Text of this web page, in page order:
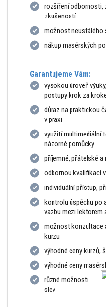
rozšíření odbornosti,
zkušeností
možnost neustálého
nákup masérských
Garantujeme Vám:
vysokou úroveň
postupy krok za
důraz na praktickou
v praxi
využití multimediální
názorné pomůcky
příjemné, přátelské
odbornou kvalifikaci
individuální přístup,
kontrolu úspěchu po
vazbu mezi lektorem
možnost konzultace
kurzu
výhodné ceny kurzů,
výhodné ceny
různé možnosti
slev